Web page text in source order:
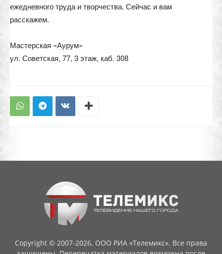
ежедневного труда и творчества. Сейчас и вам
расскажем.
Мастерская «Аурум»
ул. Советская, 77, 3 этаж, каб. 308
Copyright © 2007-2026. ООО РИА «Телемикс». Все права